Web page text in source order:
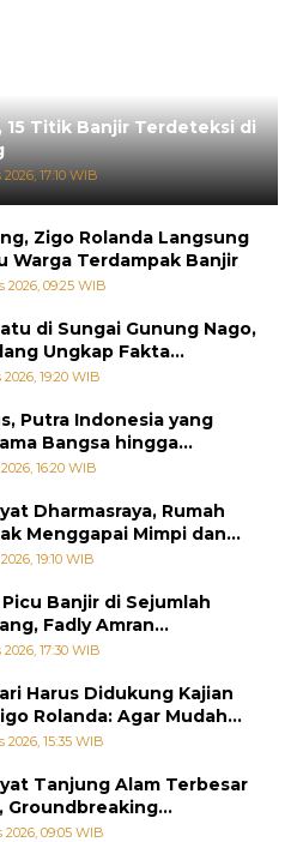
15 Titik Banjir Terdeteksi di
17:10 WIB
Zigo Rolanda Langsung
Warga Terdampak Banjir
2026, 09:25 WIB
di Sungai Gunung Nago,
Ungkap Fakta
19:20 WIB
Putra Indonesia yang
Bangsa hingga
Buku Jepang
16:20 WIB
Dharmasraya, Rumah
Menggapai Mimpi dan
Kemiskinan
19:10 WIB
Banjir di Sejumlah
Fadly Amran
Siaga
17:30 WIB
Harus Didukung Kajian
Rolanda: Agar Mudah
di Kementerian
2026, 15:35 WIB
Tanjung Alam Terbesar
Groundbreaking
09:05 WIB